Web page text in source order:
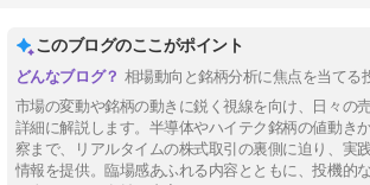
このブログのここがポイント
相場動向と銘柄分析に焦点を当てる
市場の変動や銘柄の動きに鋭く視線を向け、日々の
詳細に解説します。半導体やハイテク銘柄の値動き
察まで、リアルタイムの株式取引の裏側に迫り、実
情報を提供。臨場感あふれる内容とともに、投機的